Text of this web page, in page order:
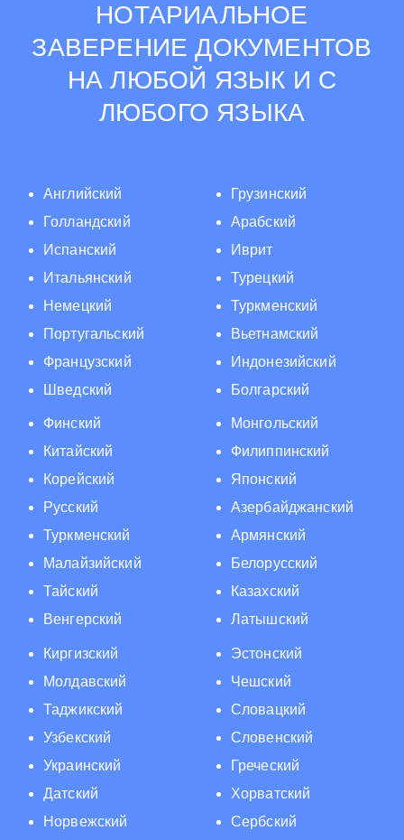
НОТАРИАЛЬНОЕ
ЗАВЕРЕНИЕ ДОКУМЕНТОВ
НА ЛЮБОЙ ЯЗЫК И С
ЛЮБОГО ЯЗЫКА
Английский
Голландский
Испанский
Итальянский
Немецкий
Португальский
Французский
Шведский
Грузинский
Арабский
Иврит
Турецкий
Туркменский
Вьетнамский
Индонезийский
Болгарский
Финский
Китайский
Корейский
Русский
Туркменский
Малайзийский
Тайский
Венгерский
Монгольский
Филиппинский
Японский
Азербайджанский
Армянский
Белорусский
Казахский
Латышский
Киргизский
Молдавский
Таджикский
Узбекский
Украинский
Датский
Норвежский
Эстонский
Чешский
Словацкий
Словенский
Греческий
Хорватский
Сербский